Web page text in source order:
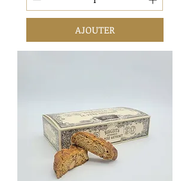
AJOUTER